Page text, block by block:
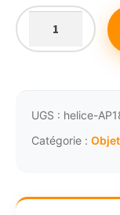
quantité
de
décoration
aviation
Star
UGS : helice-
Catégorie :